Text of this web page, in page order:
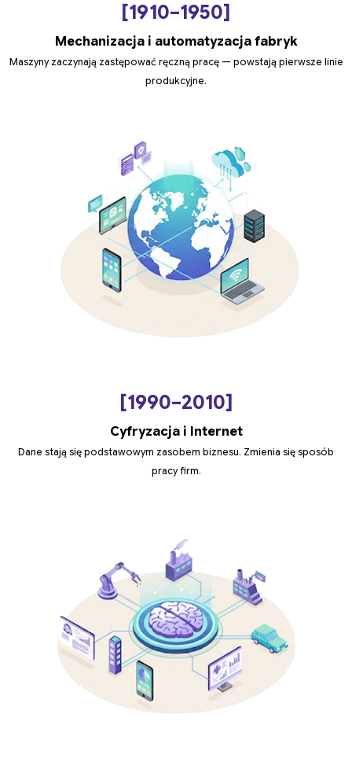
[1910–1950]
Mechanizacja i automatyzacja fabryk
Maszyny zaczynają zastępować ręczną pracę — powstają pierwsze linie
produkcyjne.
[1990–2010]
Cyfryzacja i Internet
Dane stają się podstawowym zasobem biznesu. Zmienia się sposób
pracy firm.